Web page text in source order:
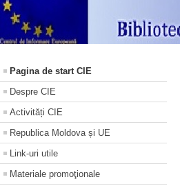
Pagina de start CIE
Despre CIE
Activități CIE
Republica Moldova și UE
Link-uri utile
Materiale promoţionale